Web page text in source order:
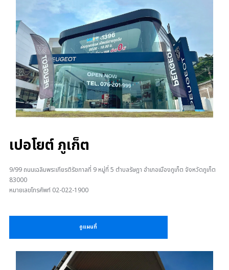
เปอโยต์ ภูเก็ต
9/99 ถนนเฉลิมพระเกียรติรัชกาลที่ 9 หมู่ที่ 5 ตำบลรัษฎา อำเภอเมืองภูเก็ต จังหวัดภูเก็ต
83000
หมายเลขโทรศัพท์ 02-022-1900
ดูแผนที่